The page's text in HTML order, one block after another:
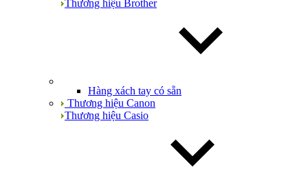
Thương hiệu Brother
Hàng xách tay có sẵn
Thương hiệu Canon
Thương hiệu Casio